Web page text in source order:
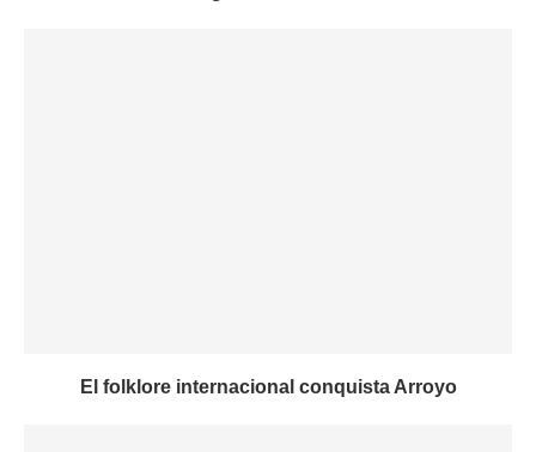
El folklore internacional conquista Arroyo